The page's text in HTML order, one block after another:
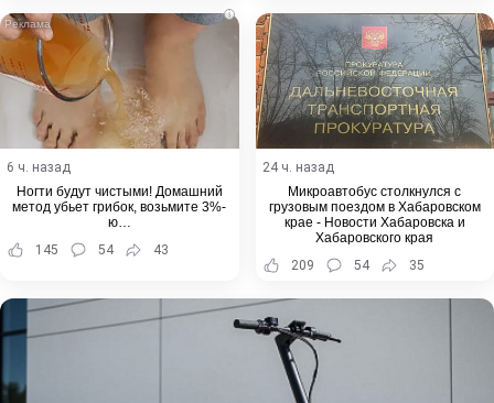
i
6 ч. назад
Ногти будут чистыми! Домашний
метод убьет грибок, возьмите 3%-
ю…
145
54 43
24 ч. назад
Микроавтобус столкнулся с
грузовым поездом в Хабаровском
крае - Новости Хабаровска и
Хабаровского края
209
54 35